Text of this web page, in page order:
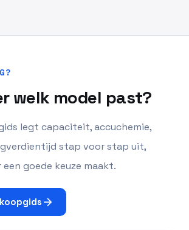
welk model past?
legt capaciteit, accuchemie,
stap voor stap uit,
goede keuze maakt.
arrow_forward